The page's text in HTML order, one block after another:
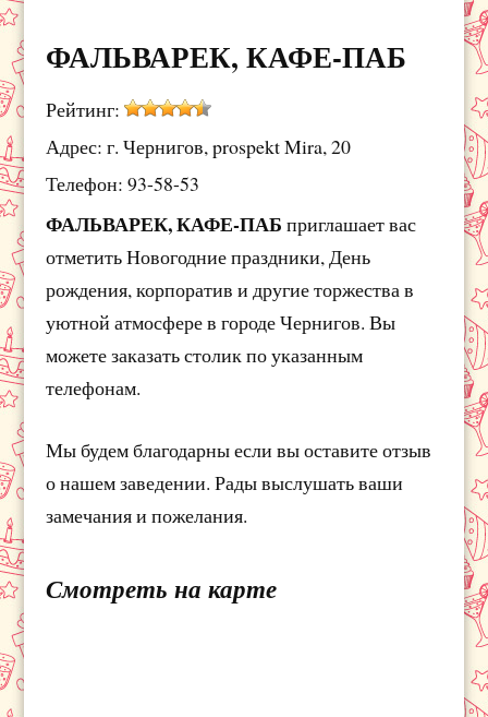
ФАЛЬВАРЕК, КАФЕ-ПАБ
Рейтинг:
Адрес: г. Чернигов, prospekt Mira, 20
Телефон: 93-58-53
ФАЛЬВАРЕК, КАФЕ-ПАБприглашает вас
отметить Новогодние праздники, День
рождения, корпоратив и другие торжества в
уютной атмосфере в городе Чернигов. Вы
можете заказать столик по указанным
телефонам.
Мы будем благодарны если вы оставите отзыв
о нашем заведении. Рады выслушать ваши
замечания и пожелания.
Смотреть на карте